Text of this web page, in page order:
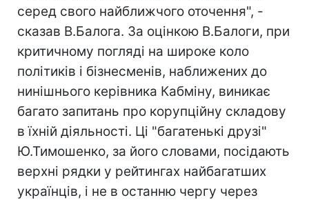
серед свого найближчого оточення", -
сказав В.Балога. За оцінкою В.Балоги, при
критичному погляді на широке коло
політиків і бізнесменів, наближених до
нинішнього керівника Кабміну, виникає
багато запитань про корупційну складову
в їхній діяльності. Ці "багатенькі друзі"
Ю.Тимошенко, за його словами, посідають
верхні рядки у рейтингах найбагатших
українців, і не в останню чергу через